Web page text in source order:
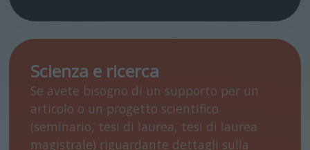
Scienza e ricerca
Se avete bisogno di un supporto per un
articolo o un progetto scientifico
(seminario, tesi di laurea, tesi di laurea
magistrale) riguardante dettagli sulla